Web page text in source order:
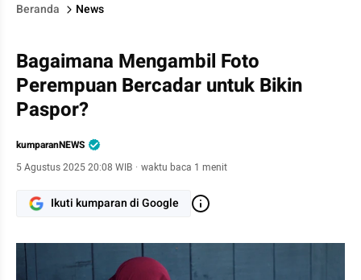
Beranda News
Bagaimana Mengambil Foto
Perempuan Bercadar untuk Bikin
Paspor?
kumparanNEWS
5 Agustus 2025 20:08 WIB · waktu baca 1 menit
Ikuti kumparan di Google